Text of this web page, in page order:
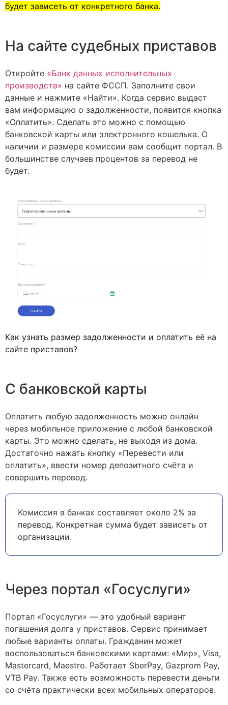
будет зависеть от конкретного банка.
На сайте судебных приставов
Откройте «Банк данных исполнительных
производств» на сайте ФССП. Заполните свои
данные и нажмите «Найти». Когда сервис выдаст
вам информацию о задолженности, появится кнопка
«Оплатить». Сделать это можно с помощью
банковской карты или электронного кошелька. О
наличии и размере комиссии вам сообщит портал. В
большинстве случаев процентов за перевод не
будет.
Как узнать размер задолженности и оплатить её на
сайте приставов?
С банковской карты
Оплатить любую задолженность можно онлайн
через мобильное приложение с любой банковской
карты. Это можно сделать, не выходя из дома.
Достаточно нажать кнопку «Перевести или
оплатить», ввести номер депозитного счёта и
совершить перевод.
Комиссия в банках составляет около 2% за
перевод. Конкретная сумма будет зависеть от
организации.
Через портал «Госуслуги»
Портал «Госуслуги» — это удобный вариант
погашения долга у приставов. Сервис принимает
любые варианты оплаты. Гражданин может
воспользоваться банковскими картами: «Мир», Visa,
Masterсard, Maestro. Работает SberPay, Gazprom Pay,
VTB Pay. Также есть возможность перевести деньги
со счёта практически всех мобильных операторов.